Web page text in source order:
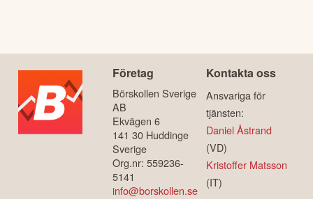
Företag
Börskollen Sverige
AB
Ekvägen 6
141 30 Huddinge
Sverige
Org.nr: 559236-
5141
info@borskollen.se
Kontakta oss
Ansvariga för
tjänsten:
Daniel Åstrand
(VD)
Kristoffer Matsson
(IT)